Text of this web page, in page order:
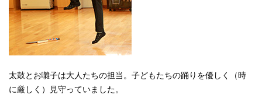
太鼓とお囃子は大人たちの担当。子どもたちの踊りを優しく（時
に厳しく）見守っていました。